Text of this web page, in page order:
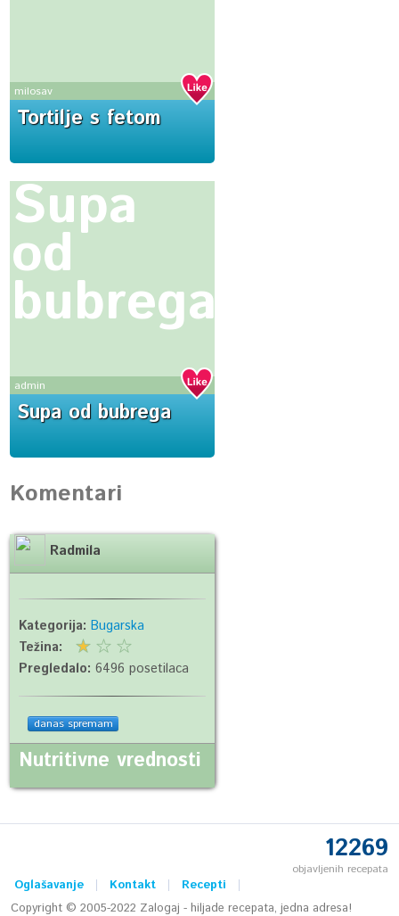
milosav
Tortilje s fetom
Supa
od
bubrega
admin
Supa od bubrega
Komentari
Radmila
Kategorija:Bugarska
Težina:
Pregledalo: 6496 posetilaca
danas spremam
Nutritivne vrednosti
12269
objavljenih recepata
Oglašavanje Kontakt
Recepti
Copyright © 2005-2022 Zalogaj - hiljade recepata, jedna adresa!